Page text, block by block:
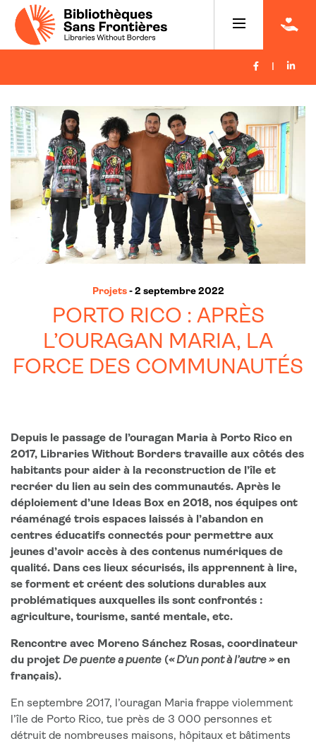
Projets - 2 septembre 2022
PORTO RICO : APRÈS
L’OURAGAN MARIA, LA
FORCE DES COMMUNAUTÉS
Depuis le passage de l’ouragan Maria à Porto Rico en
2017, Libraries Without Borders travaille aux côtés des
habitants pour aider à la reconstruction de l’île et
recréer du lien au sein des communautés. Après le
déploiement d’une Ideas Box en 2018, nos équipes ont
réaménagé trois espaces laissés à l’abandon en
centres éducatifs connectés pour permettre aux
jeunes d’avoir accès à des contenus numériques de
qualité. Dans ces lieux sécurisés, ils apprennent à lire,
se forment et créent des solutions durables aux
problématiques auxquelles ils sont confrontés :
agriculture, tourisme, santé mentale, etc.
Rencontre avec Moreno Sánchez Rosas, coordinateur
du projet De puente a puente (« D’un pont à l’autre »en
français).
En septembre 2017, l’ouragan Maria frappe violemment
l’île de Porto Rico, tue près de 3 000 personnes et
détruit de nombreuses maisons, hôpitaux et bâtiments